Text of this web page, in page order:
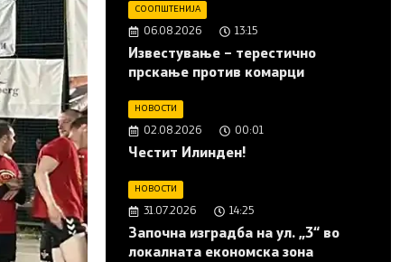
СООПШТЕНИЈА
06.08.2026 13:15
Известување – терестично
прскање против комарци
НОВОСТИ
02.08.2026 00:01
Честит Илинден!
НОВОСТИ
31.07.2026 14:25
Започна изградба на ул. „3“ во
локалната економска зона